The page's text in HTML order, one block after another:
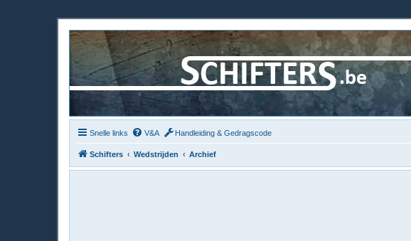
Snelle links V&A Handleiding & Gedragscode
Schifters Wedstrijden Archief